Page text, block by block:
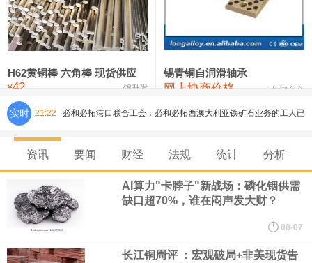
铸造铝合金锭(ZLD104) 24,300—24,500 24,400
压铸锌合金锭 26,500—26,700
氯化镍 38,300—40,300 39,300 0
H62黄铜棒 六角棒 现货供应
¥42 锦升发
锡青铜自润滑轴承
网上协商价格 芜湖合金
实时 21:22 必和必拓港口联合工会：必和必拓西澳大利亚铁矿石业务的工人已
通知，将于8月9日实施24小时停工。
8月7日，宇树科技董事长王兴兴网上路演时表示，报告期内，公司
研发费用金额分别为4,995.18万元、7,001.70万元、14,496.56万
元，最近3年复合增长率达70.36%，呈快速增长趋势，并形成多项
资讯 要闻 财经 法规 统计 分析
AI算力"卡脖子"新战场：磷化铟供需
缺口超70%，谁在闷声发大财？
08-07
长江铜周评 ：宏观破局+非美现货告